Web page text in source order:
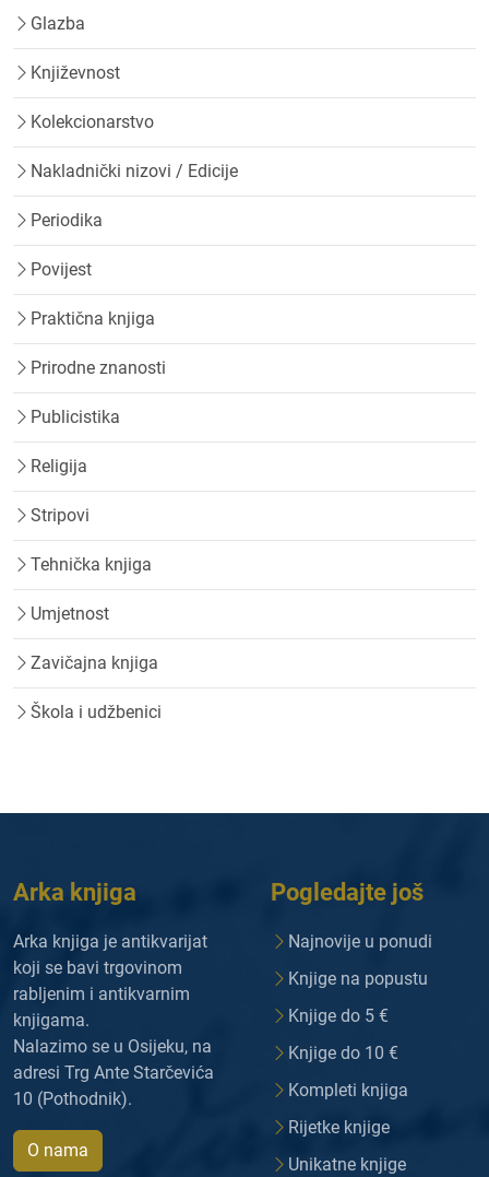
Glazba
Književnost
Kolekcionarstvo
Nakladnički nizovi / Edicije
Periodika
Povijest
Praktična knjiga
Prirodne znanosti
Publicistika
Religija
Stripovi
Tehnička knjiga
Umjetnost
Zavičajna knjiga
Škola i udžbenici
Arka knjiga
Arka knjiga je antikvarijat
koji se bavi trgovinom
rabljenim i antikvarnim
knjigama.
Nalazimo se u Osijeku, na
adresi Trg Ante Starčevića
10 (Pothodnik).
O nama
Pogledajte još
Najnovije u ponudi
Knjige na popustu
Knjige do 5 €
Knjige do 10 €
Kompleti knjiga
Rijetke knjige
Unikatne knjige